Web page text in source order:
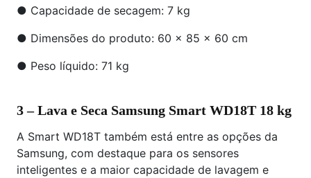
● Capacidade de secagem: 7 kg
● Dimensões do produto: 60 x 85 x 60 cm
● Peso líquido: 71 kg
3 – Lava e Seca Samsung Smart WD18T 18 kg
A Smart WD18T também está entre as opções da
Samsung, com destaque para os sensores
inteligentes e a maior capacidade de lavagem e